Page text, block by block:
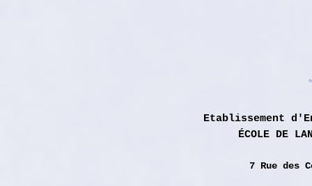
Etablissement
ÉCOLE DE
7 Rue des